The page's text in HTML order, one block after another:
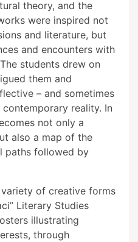
theory, and the
were inspired not
and literature, but
and encounters with
students drew on
them and
– and sometimes
reality. In
not only a
also a map of the
paths followed by
of creative forms
Literary Studies
illustrating
through